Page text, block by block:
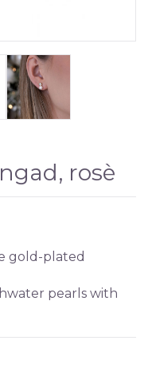
rosè
gold-plated
pearls with